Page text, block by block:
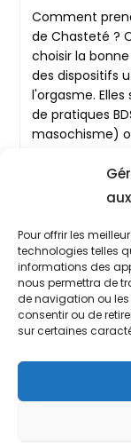
Pour offrir les
technologies telles
informations des
nous permettra de
de navigation ou les
consentir ou de
sur certaines
la
Comment
de Chasteté ?
choisir la
des dispositifs
l'orgasme.
de pratiques
masochisme)
Continuer La